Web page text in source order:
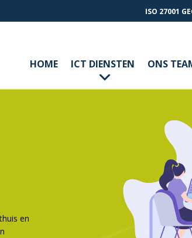
ISO 27001
HOME ICT DIENSTEN ONS
en